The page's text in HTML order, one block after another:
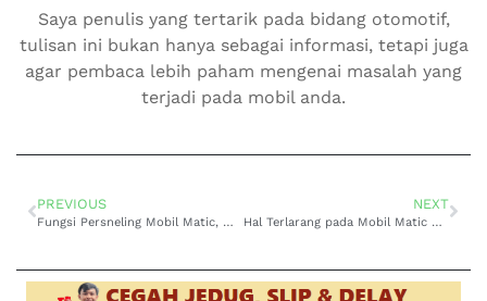
Saya penulis yang tertarik pada bidang otomotif,
tulisan ini bukan hanya sebagai informasi, tetapi juga
agar pembaca lebih paham mengenai masalah yang
terjadi pada mobil anda.
PREVIOUS
Fungsi Persneling Mobil Matic, Wajib Dipahami
NEXT
Hal Terlarang pada Mobil Matic Anda, Wajib Tahu